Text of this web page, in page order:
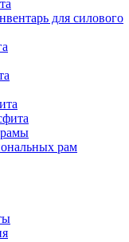
для силового
рам